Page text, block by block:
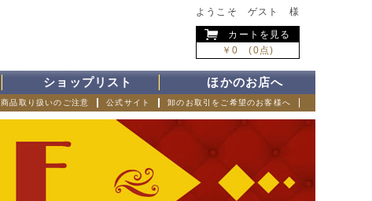
ようこそ ゲスト 様
カートを見る
￥0 (0点)
ショップリスト ほかのお店へ
卸のお取引をご希望のお客様へ
公式サイト
商品取り扱いのご注意